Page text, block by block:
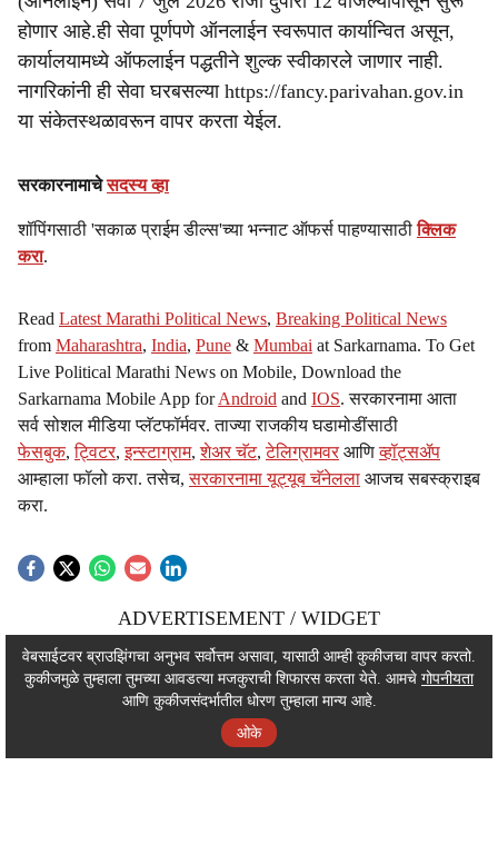
होणार आहे.ही सेवा पूर्णपणे ऑनलाईन स्वरूपात कार्यान्वित असून,
कार्यालयामध्ये ऑफलाईन पद्धतीने शुल्क स्वीकारले जाणार नाही.
नागरिकांनी ही सेवा घरबसल्या https://fancy.parivahan.gov.in
या संकेतस्थळावरून वापर करता येईल.
सरकारनामाचेसदस्य व्हा
शॉपिंगसाठी 'सकाळ प्राईम डील्स'च्या भन्नाट ऑफर्स पाहण्यासाठीक्लिक
करा.
Read Latest Marathi Political News, Breaking Political News
from Maharashtra, India, Pune & Mumbai at Sarkarnama. To Get
Live Political Marathi News on Mobile, Download the
Sarkarnama Mobile App forAndroid and IOS. सरकारनामा आता
सर्व सोशल मीडिया प्लॅटफॉर्मवर. ताज्या राजकीय घडामोडींसाठी
फेसबुक,ट्विटर,इन्स्टाग्राम,शेअर चॅट,टेलिग्रामवर आणिव्हॉट्सॲप
आम्हाला फॉलो करा. तसेच,सरकारनामा यूट्यूब चॅनेलला आजच सबस्क्राइब
करा.
ADVERTISEMENT / WIDGET
ADVERTISEMENT / WIDGET
ADVERTISEMENT / WIDGET
वेबसाईटवर ब्राउझिंगचा अनुभव सर्वोत्तम असावा, यासाठी आम्ही कुकीजचा वापर करतो.
कुकीजमुळे तुम्हाला तुमच्या आवडत्या मजकुराची शिफारस करता येते. आमचे गोपनीयता
आणि कुकीजसंदर्भातील धोरण तुम्हाला मान्य आहे.
ओके